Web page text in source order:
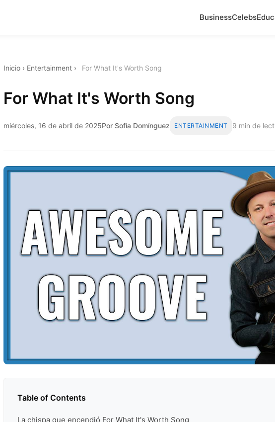
BusinessCelebs
Inicio › Entertainment › For What It's Worth Song
For What It's Worth Song
miércoles, 16 de abril de 2025Por Sofía Domínguez ENTERTAINMENT 9 min de
Table of Contents
La chispa que encendió For What It's Worth Song